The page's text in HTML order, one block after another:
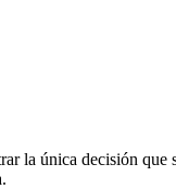
la única decisión